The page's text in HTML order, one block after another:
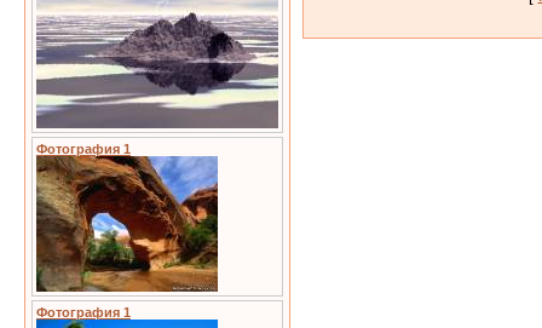
Фотография 1
Фотография 1